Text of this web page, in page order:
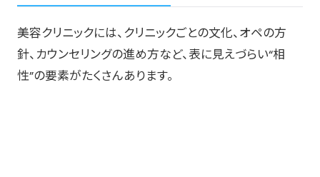
美容クリニックには、クリニックごとの文化、オペの方
針、カウンセリングの進め方など、表に見えづらい“相
性”の要素がたくさんあります。